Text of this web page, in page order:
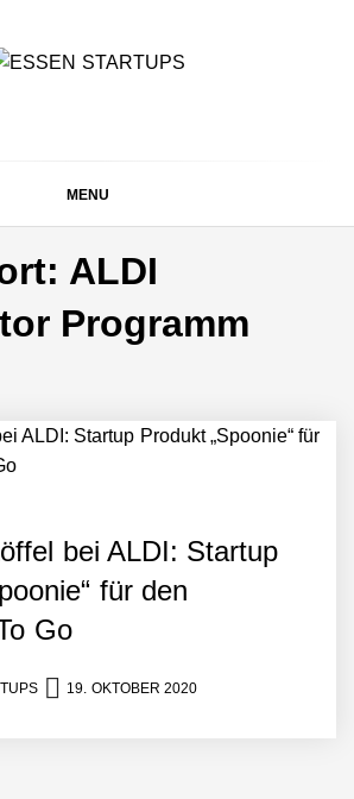
MENU
ALDI
Programm
bei ALDI: Startup
für den
Go
19. OKTOBER 2020